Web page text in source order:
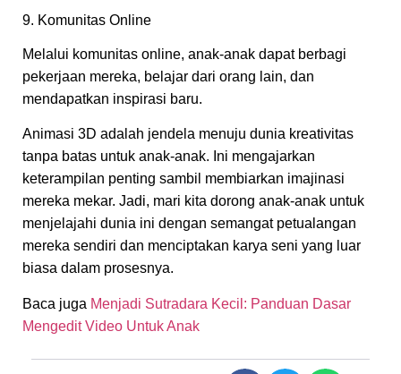
9. Komunitas Online
Melalui komunitas online, anak-anak dapat berbagi
pekerjaan mereka, belajar dari orang lain, dan
mendapatkan inspirasi baru.
Animasi 3D adalah jendela menuju dunia kreativitas
tanpa batas untuk anak-anak. Ini mengajarkan
keterampilan penting sambil membiarkan imajinasi
mereka mekar. Jadi, mari kita dorong anak-anak untuk
menjelajahi dunia ini dengan semangat petualangan
mereka sendiri dan menciptakan karya seni yang luar
biasa dalam prosesnya.
Baca juga Menjadi Sutradara Kecil: Panduan Dasar
Mengedit Video Untuk Anak